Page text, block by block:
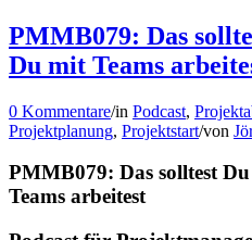
PMMB079: Das
Du mit Teams
0 Kommentare/in Podcast,
Projektplanung, Projektstart/von
PMMB079: Das solltest
Teams arbeitest